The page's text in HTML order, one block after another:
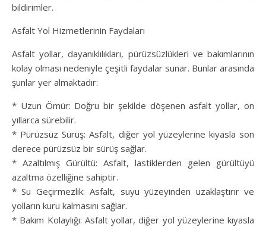
bildirimler.
Asfalt Yol Hizmetlerinin Faydaları
Asfalt yollar, dayanıklılıkları, pürüzsüzlükleri ve bakımlarının
kolay olması nedeniyle çeşitli faydalar sunar. Bunlar arasında
şunlar yer almaktadır:
* Uzun Ömür: Doğru bir şekilde döşenen asfalt yollar, on
yıllarca sürebilir.
* Pürüzsüz Sürüş: Asfalt, diğer yol yüzeylerine kıyasla son
derece pürüzsüz bir sürüş sağlar.
* Azaltılmış Gürültü: Asfalt, lastiklerden gelen gürültüyü
azaltma özelliğine sahiptir.
* Su Geçirmezlik: Asfalt, suyu yüzeyinden uzaklaştırır ve
yolların kuru kalmasını sağlar.
* Bakım Kolaylığı: Asfalt yollar, diğer yol yüzeylerine kıyasla